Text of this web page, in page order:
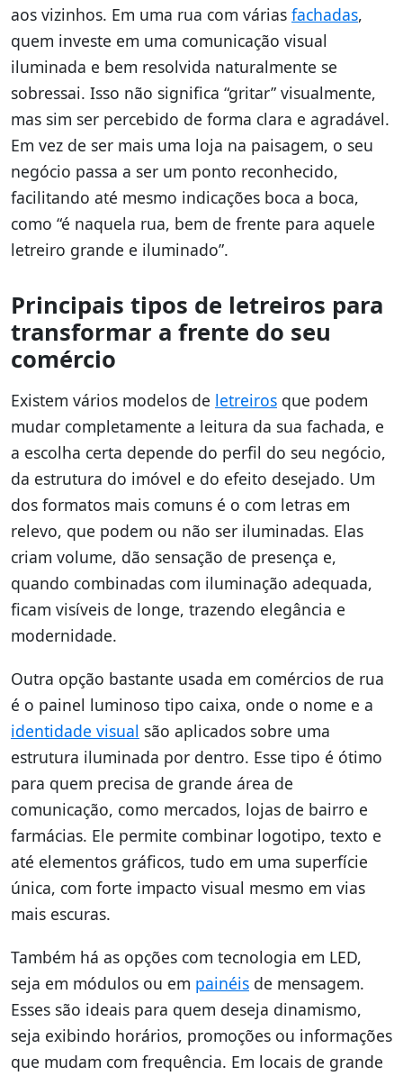
aos vizinhos. Em uma rua com várias fachadas,
quem investe em uma comunicação visual
iluminada e bem resolvida naturalmente se
sobressai. Isso não significa “gritar” visualmente,
mas sim ser percebido de forma clara e agradável.
Em vez de ser mais uma loja na paisagem, o seu
negócio passa a ser um ponto reconhecido,
facilitando até mesmo indicações boca a boca,
como “é naquela rua, bem de frente para aquele
letreiro grande e iluminado”.
Principais tipos de letreiros para
transformar a frente do seu
comércio
Existem vários modelos de letreiros que podem
mudar completamente a leitura da sua fachada, e
a escolha certa depende do perfil do seu negócio,
da estrutura do imóvel e do efeito desejado. Um
dos formatos mais comuns é o com letras em
relevo, que podem ou não ser iluminadas. Elas
criam volume, dão sensação de presença e,
quando combinadas com iluminação adequada,
ficam visíveis de longe, trazendo elegância e
modernidade.
Outra opção bastante usada em comércios de rua
é o painel luminoso tipo caixa, onde o nome e a
identidade visual são aplicados sobre uma
estrutura iluminada por dentro. Esse tipo é ótimo
para quem precisa de grande área de
comunicação, como mercados, lojas de bairro e
farmácias. Ele permite combinar logotipo, texto e
até elementos gráficos, tudo em uma superfície
única, com forte impacto visual mesmo em vias
mais escuras.
Também há as opções com tecnologia em LED,
seja em módulos ou em painéis de mensagem.
Esses são ideais para quem deseja dinamismo,
seja exibindo horários, promoções ou informações
que mudam com frequência. Em locais de grande